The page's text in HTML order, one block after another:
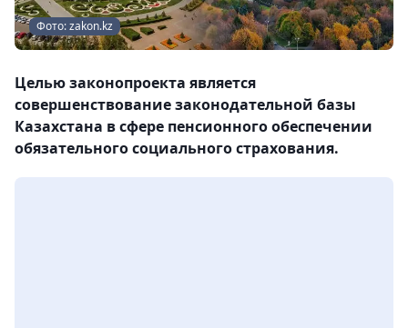
Фото: zakon.kz
Целью законопроекта является
совершенствование законодательной базы
Казахстана в сфере пенсионного обеспечении
обязательного социального страхования.